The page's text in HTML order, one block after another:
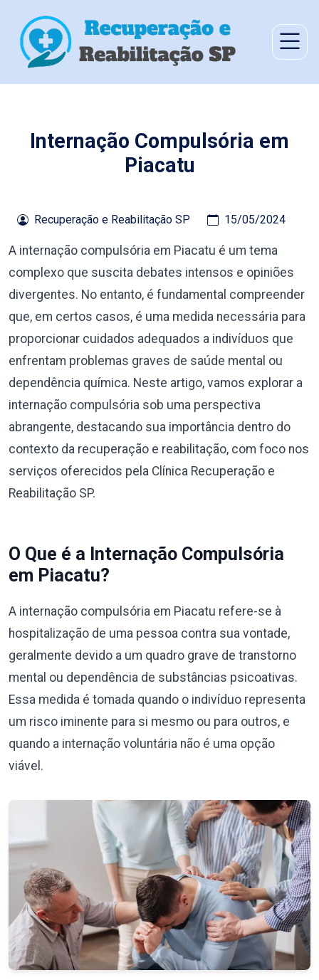
Internação Compulsória em
Piacatu
Recuperação e Reabilitação SP 15/05/2024
A internação compulsória em Piacatu é um tema
complexo que suscita debates intensos e opiniões
divergentes. No entanto, é fundamental compreender
que, em certos casos, é uma medida necessária para
proporcionar cuidados adequados a indivíduos que
enfrentam problemas graves de saúde mental ou
dependência química. Neste artigo, vamos explorar a
internação compulsória sob uma perspectiva
abrangente, destacando sua importância dentro do
contexto da recuperação e reabilitação, com foco nos
serviços oferecidos pela Clínica Recuperação e
Reabilitação SP.
O Que é a Internação Compulsória
em Piacatu?
A internação compulsória em Piacatu refere-se à
hospitalização de uma pessoa contra sua vontade,
geralmente devido a um quadro grave de transtorno
mental ou dependência de substâncias psicoativas.
Essa medida é tomada quando o indivíduo representa
um risco iminente para si mesmo ou para outros, e
quando a internação voluntária não é uma opção
viável.